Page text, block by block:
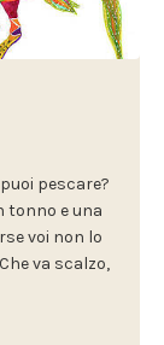
pescare?
tonno e una
voi non lo
va scalzo,